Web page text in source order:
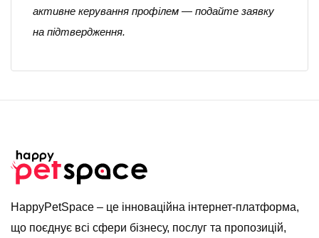
активне керування профілем — подайте заявку
на підтвердження.
HappyPetSpace – це інноваційна інтернет-платформа,
що поєднує всі сфери бізнесу, послуг та пропозицій,